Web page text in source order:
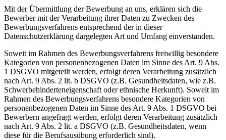
Mit der Übermittlung der Bewerbung an uns, erklären sich die
Bewerber mit der Verarbeitung ihrer Daten zu Zwecken des
Bewerbungsverfahrens entsprechend der in dieser
Datenschutzerklärung dargelegten Art und Umfang einverstanden.
Soweit im Rahmen des Bewerbungsverfahrens freiwillig besondere
Kategorien von personenbezogenen Daten im Sinne des Art. 9 Abs.
1 DSGVO mitgeteilt werden, erfolgt deren Verarbeitung zusätzlich
nach Art. 9 Abs. 2 lit. b DSGVO (z.B. Gesundheitsdaten, wie z.B.
Schwerbehinderteneigenschaft oder ethnische Herkunft). Soweit im
Rahmen des Bewerbungsverfahrens besondere Kategorien von
personenbezogenen Daten im Sinne des Art. 9 Abs. 1 DSGVO bei
Bewerbern angefragt werden, erfolgt deren Verarbeitung zusätzlich
nach Art. 9 Abs. 2 lit. a DSGVO (z.B. Gesundheitsdaten, wenn
diese für die Berufsausübung erforderlich sind).